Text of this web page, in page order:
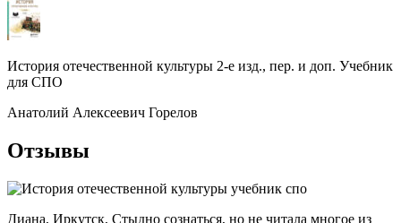
История отечественной культуры 2-е изд., пер. и доп. Учебник
для СПО
Анатолий Алексеевич Горелов
Отзывы
Диана, Иркутск, Стыдно сознаться, но не читала многое из